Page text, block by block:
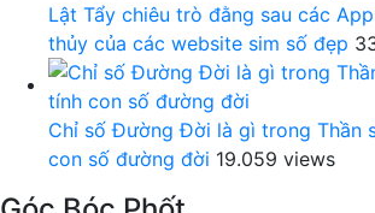
Lật Tẩy chiêu trò đằng sau các
thủy của các website sim số đẹp
Chỉ số Đường Đời là gì trong Thần
con số đường đời 19.059 views